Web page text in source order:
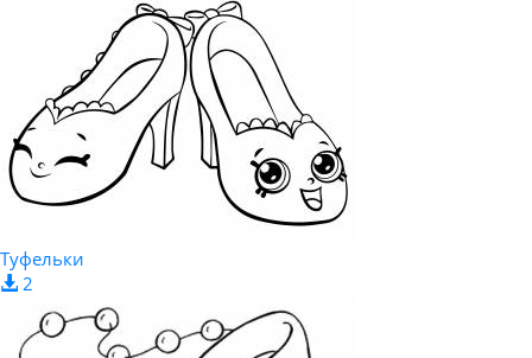
Туфельки
2